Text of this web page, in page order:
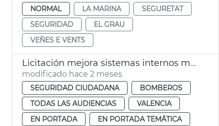
NORMAL LA MARINA
SEGURETAT
SEGURIDAD
EL GRAU
VEÑES E VENTS
Licitación mejora sistemas internos megafonía comunicación Bomberos València
modificado hace 2 meses
SEGURIDAD CIUDADANA
BOMBEROS
TODAS LAS AUDIENCIAS
VALENCIA
EN PORTADA
EN PORTADA TEMÁTICA